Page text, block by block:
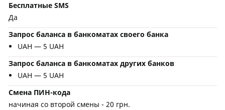
Бесплатные SMS
Да
Запрос баланса в банкоматах своего банка
UAH — 5 UAH
Запрос баланса в банкоматах других банков
UAH — 5 UAH
Смена ПИН-кода
начиная со второй смены - 20 грн.